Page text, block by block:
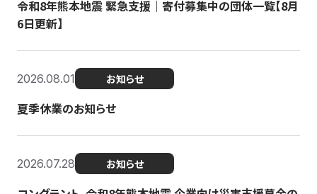
令和8年熊本地震 緊急支援｜寄付募集中の団体一覧【8月
6日更新】
2026.08.01 お知らせ
夏季休業のお知らせ
2026.07.28 お知らせ